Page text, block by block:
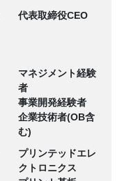
代表取締役CEO
マネジメント経験
者
事業開発経験者
企業技術者(OB含
む)
プリンテッドエレ
クトロニクス